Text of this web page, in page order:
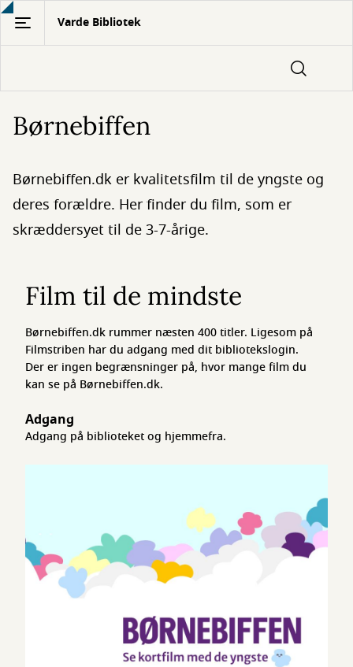
Gå
hovedindhold
Varde Bibliotek
Børnebiffen
Børnebiffen.dk er kvalitetsfilm til de yngste og
deres forældre. Her finder du film, som er
skræddersyet til de 3-7-årige.
Film til de mindste
Børnebiffen.dk rummer næsten 400 titler. Ligesom på
Filmstriben har du adgang med dit bibliotekslogin.
Der er ingen begrænsninger på, hvor mange film du
kan se på Børnebiffen.dk.
Adgang
Adgang på biblioteket og hjemmefra.